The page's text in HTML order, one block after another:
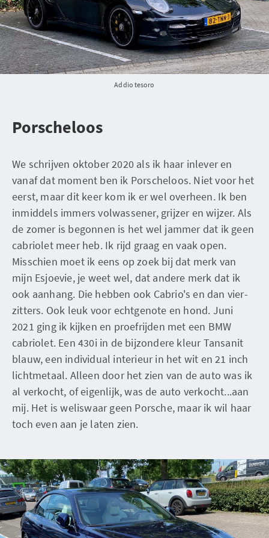
Addio tesoro
Porscheloos
We schrijven oktober 2020 als ik haar inlever en
vanaf dat moment ben ik Porscheloos. Niet voor het
eerst, maar dit keer kom ik er wel overheen. Ik ben
inmiddels immers volwassener, grijzer en wijzer. Als
de zomer is begonnen is het wel jammer dat ik geen
cabriolet meer heb. Ik rijd graag en vaak open.
Misschien moet ik eens op zoek bij dat merk van
mijn Esjoevie, je weet wel, dat andere merk dat ik
ook aanhang. Die hebben ook Cabrio's en dan vier-
zitters. Ook leuk voor echtgenote en hond. Juni
2021 ging ik kijken en proefrijden met een BMW
cabriolet. Een 430i in de bijzondere kleur Tansanit
blauw, een individual interieur in het wit en 21 inch
lichtmetaal. Alleen door het zien van de auto was ik
al verkocht, of eigenlijk, was de auto verkocht...aan
mij. Het is weliswaar geen Porsche, maar ik wil haar
toch even aan je laten zien.